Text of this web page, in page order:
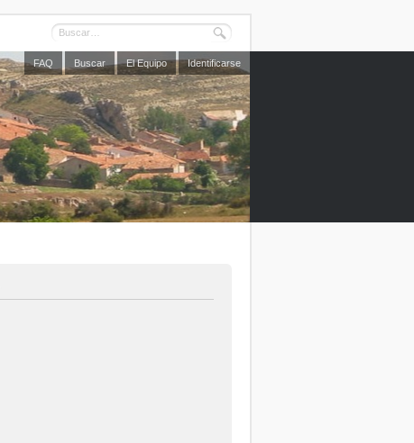
FAQ Buscar El Equipo Identificarse